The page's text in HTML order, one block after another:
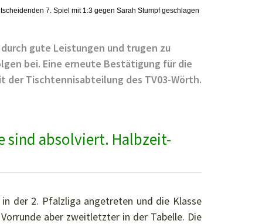
7. Spiel mit 1:3 gegen Sarah Stumpf geschlagen
gute Leistungen und trugen zu
bei. Eine erneute Bestätigung für die
der Tischtennisabteilung des TV03-Wörth.
sind absolviert. Halbzeit-
der 2. Pfalzliga angetreten und die Klasse
aber zweitletzter in der Tabelle. Die